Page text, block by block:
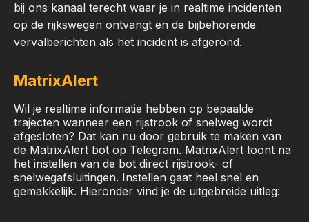
bij ons kanaal terecht waar je in realtime incidenten
op de rijkswegen ontvangt en de bijbehorende
vervalberichten als het incident is afgerond.
MatrixAlert
Wil je realtime informatie hebben op bepaalde
trajecten wanneer een rijstrook of snelweg wordt
afgesloten? Dat kan nu door gebruik te maken van
de MatrixAlert bot op Telegram. MatrixAlert toont na
het instellen van de bot direct rijstrook- of
snelwegafsluitingen. Instellen gaat heel snel en
gemakkelijk. Hieronder vind je de uitgebreide uitleg: